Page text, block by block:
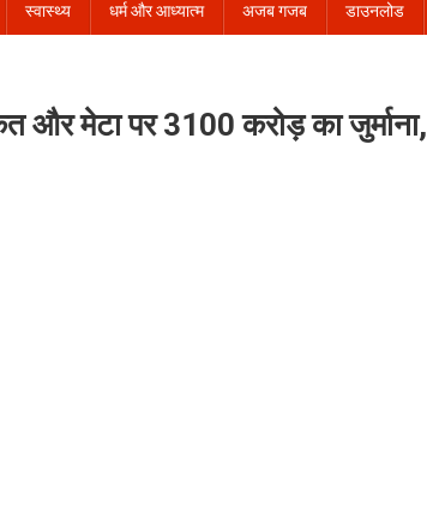
स्वास्थ्य धर्म और आध्यात्म अजब गजब डाउनलोड
और मेटा पर 3100 करोड़ का जुर्माना,